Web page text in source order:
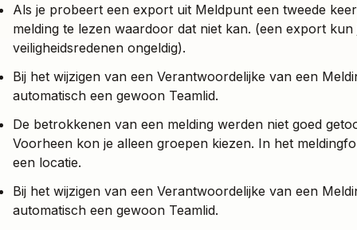
Als je probeert een export uit Meldpunt een tweede
melding te lezen waardoor dat niet kan. (een export
veiligheidsredenen ongeldig).
Bij het wijzigen van een Verantwoordelijke van een
automatisch een gewoon Teamlid.
De betrokkenen van een melding werden niet goed
Voorheen kon je alleen groepen kiezen. In het
een locatie.
Bij het wijzigen van een Verantwoordelijke van een
automatisch een gewoon Teamlid.